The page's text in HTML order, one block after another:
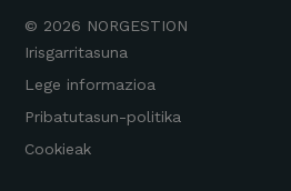
Irisgarritasuna
Lege informazioa
Pribatutasun-politika
Cookieak
© 2026 NORGESTION